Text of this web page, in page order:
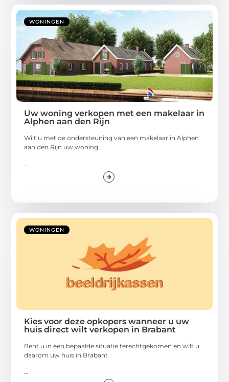
WONINGEN
Uw woning verkopen met een makelaar in
Alphen aan den Rijn
Wilt u met de ondersteuning van een makelaar in Alphen
aan den Rijn uw woning
WONINGEN
Kies voor deze opkopers wanneer u uw
huis direct wilt verkopen in Brabant
Bent u in een bepaalde situatie terechtgekomen en wilt u
daarom uw huis in Brabant
...